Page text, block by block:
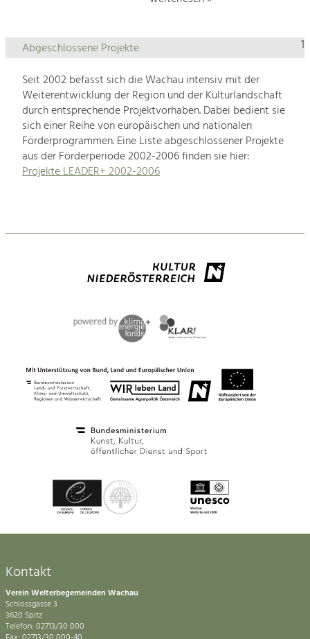
1
Abgeschlossene Projekte
Seit 2002 befasst sich die Wachau intensiv mit der
Weiterentwicklung der Region und der Kulturlandschaft
durch entsprechende Projektvorhaben. Dabei bedient sie
sich einer Reihe von europäischen und nationalen
Förderprogrammen. Eine Liste abgeschlossener Projekte
aus der Förderperiode 2002-2006 finden sie hier:
Projekte LEADER+ 2002-2006
Kontakt
Verein Welterbegemeinden Wachau
Schlossgasse 3
3620 Spitz
Telefon: 02713/30 000